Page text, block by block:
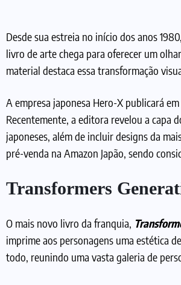
Desde sua estreia no início dos anos
livro de arte chega para oferecer um
material destaca essa transformação
A empresa japonesa Hero-X publicará
Recentemente, a editora revelou a capa
japoneses, além de incluir designs da
pré-venda na Amazon Japão, sendo
Transformers
O mais novo livro da franquia,
imprime aos personagens uma estética
todo, reunindo uma vasta galeria de